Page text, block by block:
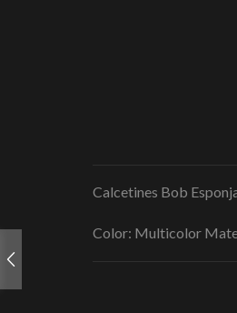
Calcetines Bob
Color: Multicolor